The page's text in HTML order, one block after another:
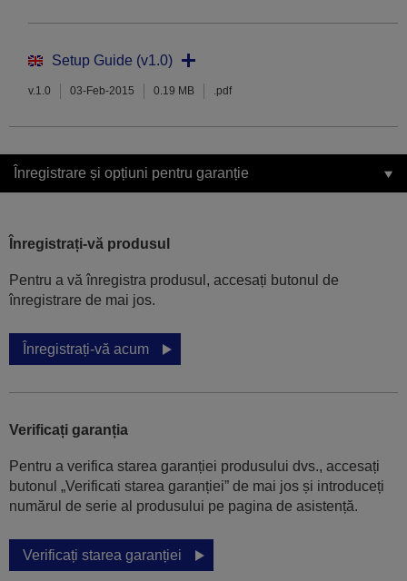
Setup Guide (v1.0)
v.1.0 03-Feb-2015 0.19 MB .pdf
Înregistrare și opțiuni pentru garanție
Înregistrați-vă produsul
Pentru a vă înregistra produsul, accesați butonul de
înregistrare de mai jos.
Înregistrați-vă acum
Verificați garanția
Pentru a verifica starea garanției produsului dvs., accesați
butonul „Verificati starea garanției” de mai jos și introduceți
numărul de serie al produsului pe pagina de asistență.
Verificați starea garanției